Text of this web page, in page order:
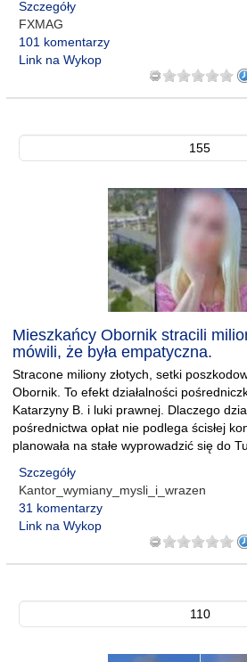
Szczegóły
FXMAG
101 komentarzy
Link na Wykop
155
Mieszkańcy Obornik stracili
mówili, że była empatyczna.
Stracone miliony złotych, setki
Obornik. To efekt działalności
Katarzyny B. i luki prawnej. Dlaczego
pośrednictwa opłat nie podlega ścisłej
planowała na stałe wyprowadzić się do
Szczegóły
Kantor_wymiany_mysli_i_wrazen
31 komentarzy
Link na Wykop
110